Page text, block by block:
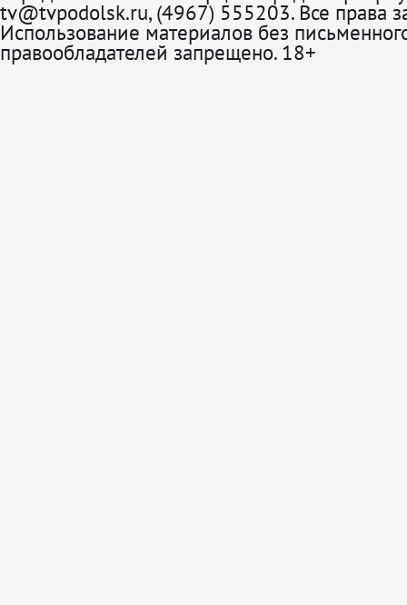
tv@tvpodolsk.ru, (4967) 555203. Все права
Использование материалов без
правообладателей запрещено. 18+